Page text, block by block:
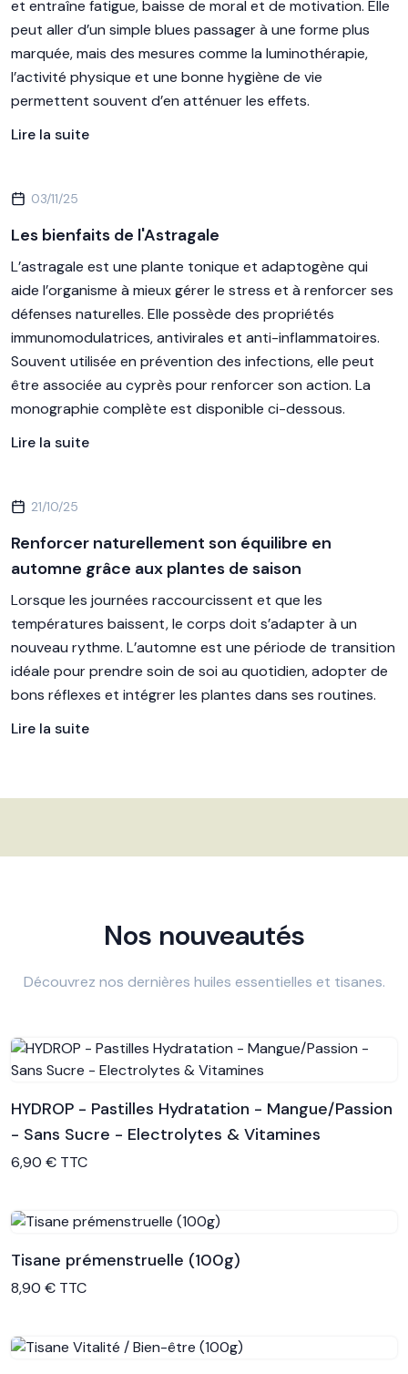
et entraîne fatigue, baisse de moral et de motivation. Elle
peut aller d’un simple blues passager à une forme plus
marquée, mais des mesures comme la luminothérapie,
l’activité physique et une bonne hygiène de vie
permettent souvent d’en atténuer les effets.
Lire la suite
03/11/25
Les bienfaits de l'Astragale
L’astragale est une plante tonique et adaptogène qui
aide l’organisme à mieux gérer le stress et à renforcer ses
défenses naturelles. Elle possède des propriétés
immunomodulatrices, antivirales et anti-inflammatoires.
Souvent utilisée en prévention des infections, elle peut
être associée au cyprès pour renforcer son action. La
monographie complète est disponible ci-dessous.
Lire la suite
21/10/25
Renforcer naturellement son équilibre en
automne grâce aux plantes de saison
Lorsque les journées raccourcissent et que les
températures baissent, le corps doit s’adapter à un
nouveau rythme. L’automne est une période de transition
idéale pour prendre soin de soi au quotidien, adopter de
bons réflexes et intégrer les plantes dans ses routines.
Lire la suite
Nos nouveautés
Découvrez nos dernières huiles essentielles et tisanes.
Voir le produit
HYDROP - Pastilles Hydratation - Mangue/Passion
- Sans Sucre - Electrolytes & Vitamines
6,90 € TTC
Voir le produit
Tisane prémenstruelle (100g)
8,90 € TTC